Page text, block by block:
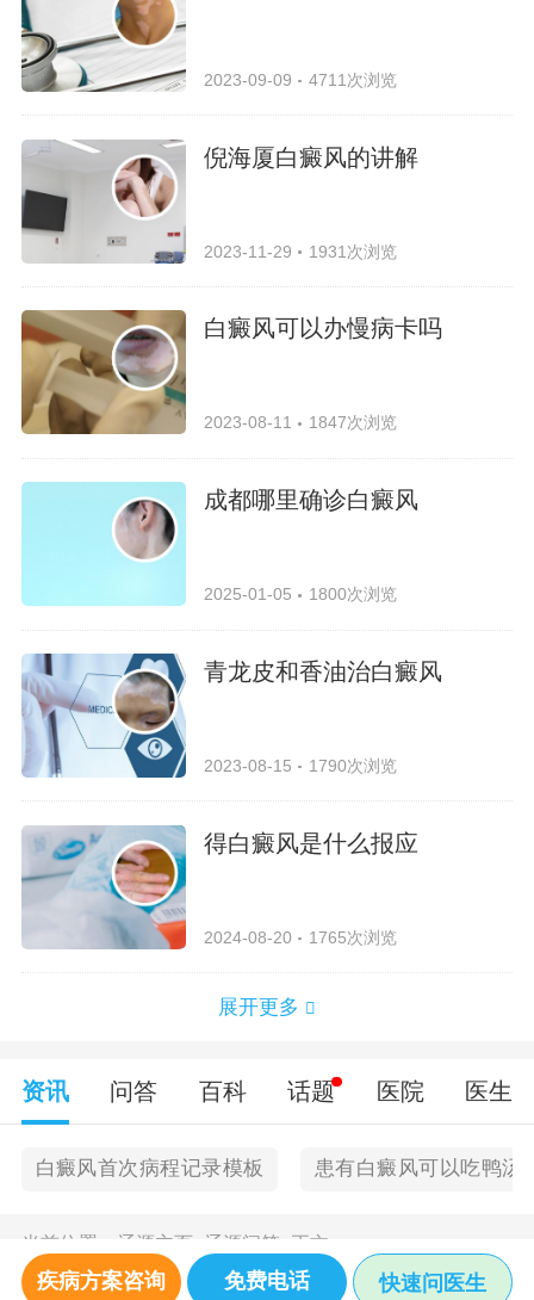
2023-09-09 4711次浏览
倪海厦白癜风的讲解
2023-11-29 1931次浏览
白癜风可以办慢病卡吗
2023-08-11 1847次浏览
成都哪里确诊白癜风
2025-01-05 1800次浏览
青龙皮和香油治白癜风
2023-08-15 1790次浏览
得白癜风是什么报应
2024-08-20 1765次浏览
展开更多
资讯 问答 百科 话题 医院 医生
白癜风首次病程记录模板 患有白癜风可以吃鸭汤
当前位置： 辽源主页> 辽源问答> 正文
疾病方案咨询 免费电话 快速问医生